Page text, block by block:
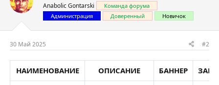
Anabolic Gontarski
Команда форума
Администрация
Доверенный Новичок
30 Май 2025 #2
НАИМЕНОВАНИЕ ОПИСАНИЕ БАННЕР